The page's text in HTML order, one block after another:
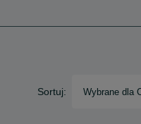
Sortuj: Wybrane dla